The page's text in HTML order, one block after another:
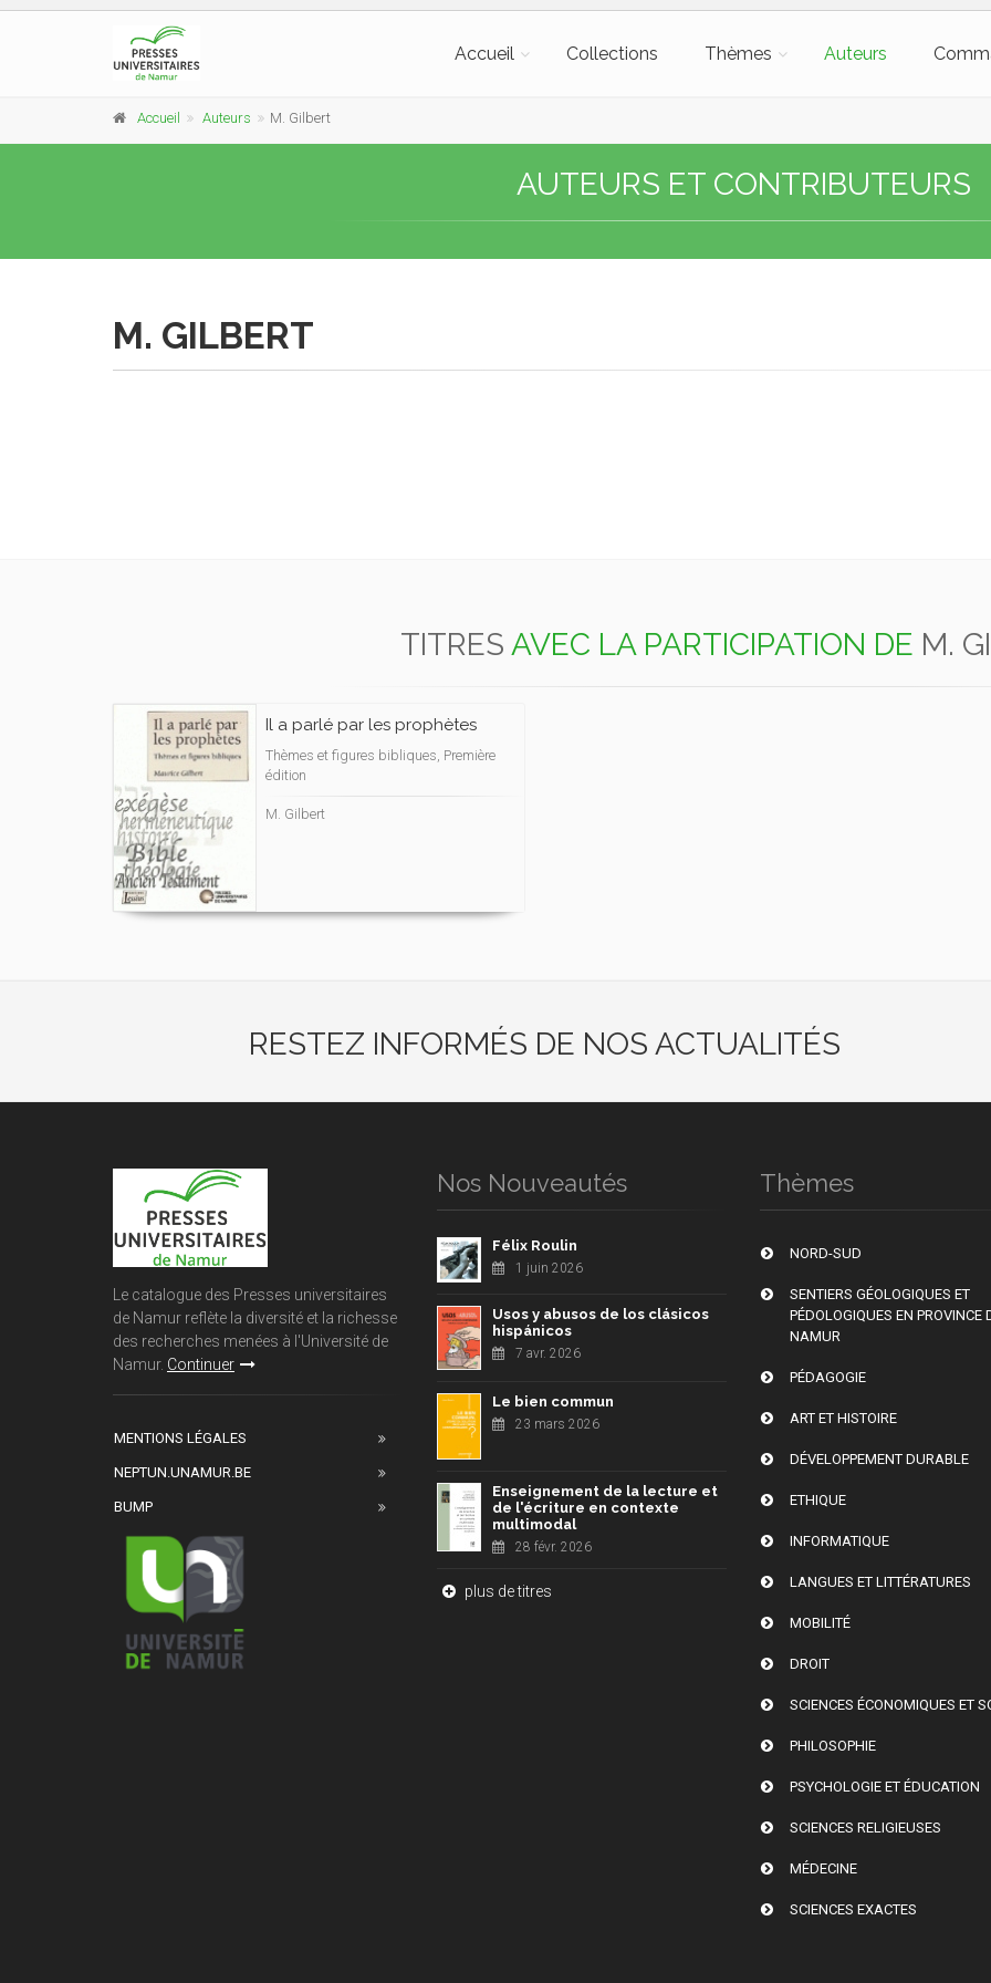
Accueil Collections Thèmes Auteurs
Accueil Auteurs M. Gilbert
AUTEURS ET CONTRIBUTEURS
M. GILBERT
TITRES AVEC LA PARTICIPATION DE M.
Il a parlé par les prophètes
Thèmes et figures bibliques, Première
édition
M. Gilbert
RESTEZ INFORMÉS DE NOS ACTUALITÉS
Le catalogue des Presses universitaires
de Namur reflète la diversité et la richesse
des recherches menées à l'Université de
Namur. Continuer
MENTIONS LÉGALES
NEPTUN.UNAMUR.BE
BUMP
Nos Nouveautés
Félix Roulin
1 juin 2026
Usos y abusos de los clásicos
hispánicos
7 avr. 2026
Le bien commun
23 mars 2026
Enseignement de la lecture et
de l'écriture en contexte
multimodal
28 févr. 2026
plus de titres
Thèmes
NORD-SUD
SENTIERS GÉOLOGIQUES ET
PÉDOLOGIQUES EN PROVINCE
NAMUR
PÉDAGOGIE
ART ET HISTOIRE
DÉVELOPPEMENT DURABLE
ETHIQUE
INFORMATIQUE
LANGUES ET LITTÉRATURES
MOBILITÉ
DROIT
SCIENCES ÉCONOMIQUES ET
PHILOSOPHIE
PSYCHOLOGIE ET ÉDUCATION
SCIENCES RELIGIEUSES
MÉDECINE
SCIENCES EXACTES